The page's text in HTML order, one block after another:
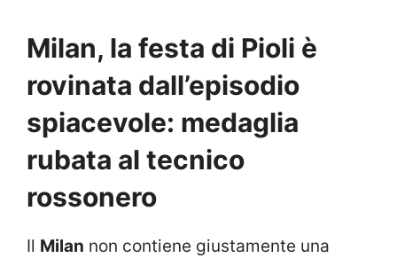
Milan, la festa di Pioli è
rovinata dall’episodio
spiacevole: medaglia
rubata al tecnico
rossonero
Il Milan non contiene giustamente una